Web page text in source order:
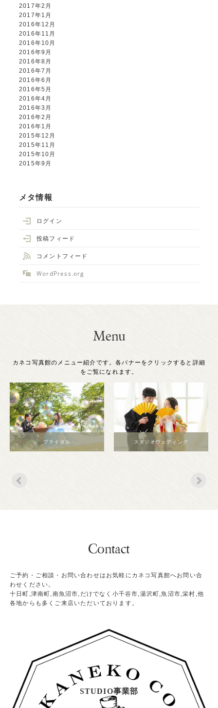
2017年2月
2017年1月
2016年12月
2016年11月
2016年10月
2016年9月
2016年8月
2016年7月
2016年6月
2016年5月
2016年4月
2016年3月
2016年2月
2016年1月
2015年12月
2015年11月
2015年10月
2015年9月
メタ情報
ログイン
投稿フィード
コメントフィード
WordPress.org
カネコ写真館のメニュー紹介です。各バナーをクリックすると詳細
をご覧になれます。
ブライダル スタジオウェディング
ご予約・ご相談・お問い合わせはお気軽にカネコ写真館へお問い合
わせください。
十日町,津南町,南魚沼市,だけでなく小千谷市,湯沢町,魚沼市,栄村,他
各地からも多くご来店いただいております。
STUDIO事業部